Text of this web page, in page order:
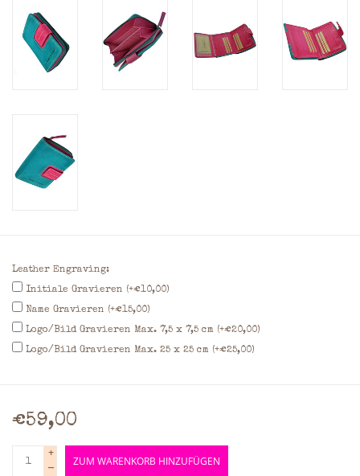
Leather Engraving:
Initiale Gravieren (+€10,00)
Name Gravieren (+€15,00)
Logo/Bild Gravieren Max. 7,5 x 7,5 cm (+€20,00)
Logo/Bild Gravieren Max. 25 x 25 cm (+€25,00)
€59,00
+
-
ZUM WARENKORB HINZUFÜGEN